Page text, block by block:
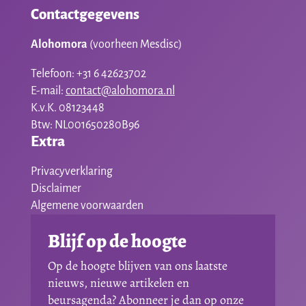
Contactgegevens
Alohomora (voorheen Mesdisc)
Telefoon: +31 6 42623702
E-mail: contact@alohomora.nl
K.v.K. 08123448
Btw: NL001650280B96
Extra
Privacyverklaring
Disclaimer
Algemene voorwaarden
Blijf op de hoogte
Op de hoogte blijven van ons laatste
nieuws, nieuwe artikelen en
beursagenda? Abonneer je dan op onze